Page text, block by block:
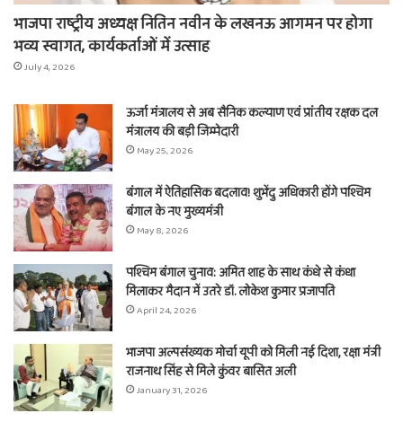
भाजपा राष्ट्रीय अध्यक्ष नितिन नवीन के लखनऊ आगमन पर होगा
भव्य स्वागत, कार्यकर्ताओं में उत्साह
July 4, 2026
ऊर्जा मंत्रालय से अब सैनिक कल्याण एवं प्रांतीय रक्षक दल
मंत्रालय की बड़ी जिम्मेदारी
May 25, 2026
बंगाल में ऐतिहासिक बदलाव! शुभेंदु अधिकारी होंगे पश्चिम
बंगाल के नए मुख्यमंत्री
May 8, 2026
पश्चिम बंगाल चुनाव: अमित शाह के साथ कंधे से कंधा
मिलाकर मैदान में उतरे डॉ. लोकेश कुमार प्रजापति
April 24, 2026
भाजपा अल्पसंख्यक मोर्चा यूपी को मिली नई दिशा, रक्षा मंत्री
राजनाथ सिंह से मिले कुंवर बासित अली
January 31, 2026